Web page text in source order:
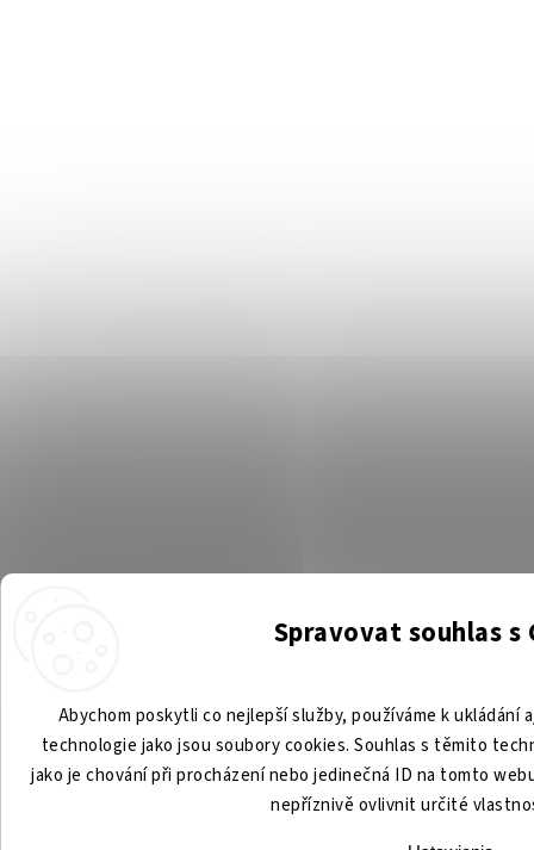
Spravovat souhlas s
Abychom poskytli co nejlepší služby, používáme k
technologie jako jsou soubory cookies. Souhlas s těmito
jako je chování při procházení nebo jedinečná ID na tomto
nepříznivě ovlivnit určité